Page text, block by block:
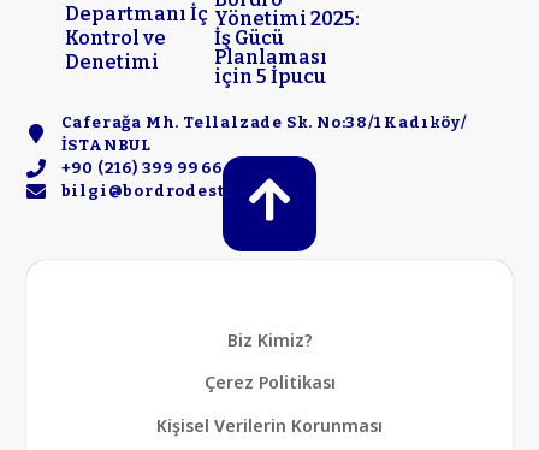
Departmanı İç
Kontrol ve
Denetimi
Yönetimi 2025:
İş Gücü
Planlaması
için 5 İpucu
Caferağa Mh. Tellalzade Sk. No:38/1 Kadıköy/
İSTANBUL
+90 (216) 399 99 66
bilgi@bordrodestek.com
Biz Kimiz?
Çerez Politikası
Kişisel Verilerin Korunması